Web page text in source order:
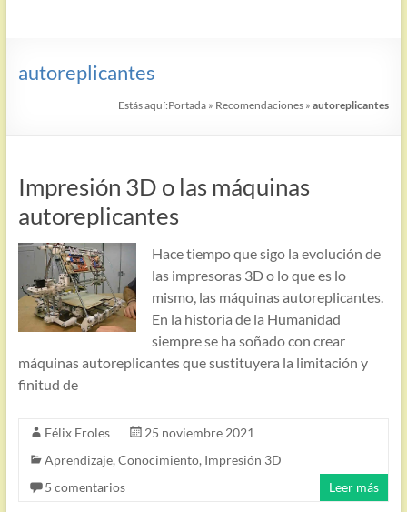
autoreplicantes
Estás aquí:Portada » Recomendaciones »autoreplicantes
Impresión 3D o las máquinas
autoreplicantes
Hace tiempo que sigo la evolución de
las impresoras 3D o lo que es lo
mismo, las máquinas autoreplicantes.
En la historia de la Humanidad
siempre se ha soñado con crear
máquinas autoreplicantes que sustituyera la limitación y
finitud de
Félix Eroles
25 noviembre 2021
Aprendizaje, Conocimiento, Impresión 3D
5 comentarios
Leer más